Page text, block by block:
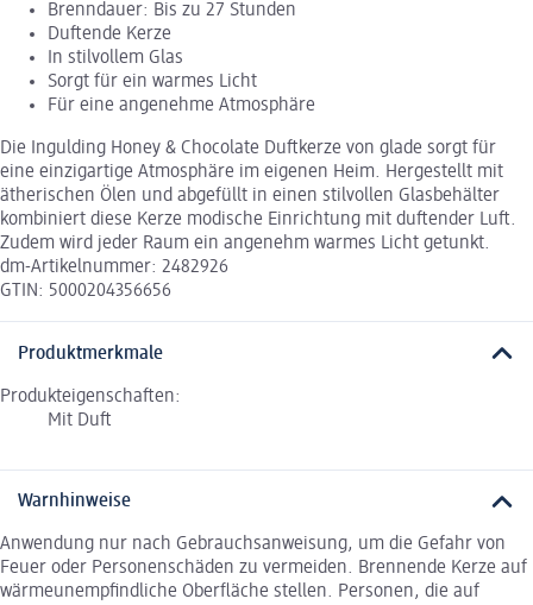
Brenndauer: Bis zu 27 Stunden
Duftende Kerze
In stilvollem Glas
Sorgt für ein warmes Licht
Für eine angenehme Atmosphäre
Die Ingulding Honey & Chocolate Duftkerze von glade sorgt für
eine einzigartige Atmosphäre im eigenen Heim. Hergestellt mit
ätherischen Ölen und abgefüllt in einen stilvollen Glasbehälter
kombiniert diese Kerze modische Einrichtung mit duftender Luft.
Zudem wird jeder Raum ein angenehm warmes Licht getunkt.
dm-Artikelnummer: 2482926
GTIN: 5000204356656
Produktmerkmale
Produkteigenschaften:
Mit Duft
Warnhinweise
Anwendung nur nach Gebrauchsanweisung, um die Gefahr von
Feuer oder Personenschäden zu vermeiden. Brennende Kerze auf
wärmeunempfindliche Oberfläche stellen. Personen, die auf